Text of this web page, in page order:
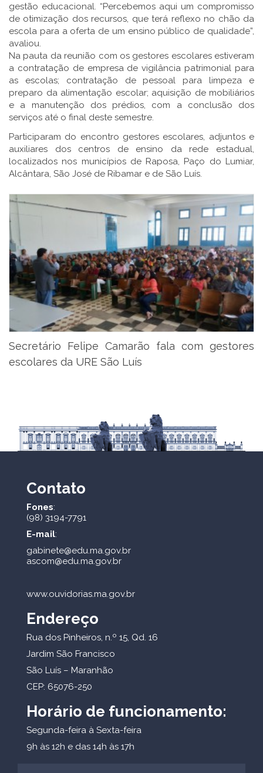
gestão educacional. “Percebemos aqui um compromisso
de otimização dos recursos, que terá reflexo no chão da
escola para a oferta de um ensino público de qualidade”,
avaliou.
Na pauta da reunião com os gestores escolares estiveram
a contratação de empresa de vigilância patrimonial para
as escolas; contratação de pessoal para limpeza e
preparo da alimentação escolar; aquisição de mobiliários
e a manutenção dos prédios, com a conclusão dos
serviços até o final deste semestre.
Participaram do encontro gestores escolares, adjuntos e
auxiliares dos centros de ensino da rede estadual,
localizados nos municípios de Raposa, Paço do Lumiar,
Alcântara, São José de Ribamar e de São Luís.
Secretário Felipe Camarão fala com gestores
escolares da URE São Luís
Contato
Fones:
(98) 3194-7791
E-mail:
gabinete@edu.ma.gov.br
ascom@edu.ma.gov.br
www.ouvidorias.ma.gov.br
Endereço
Rua dos Pinheiros, n.º 15, Qd. 16
Jardim São Francisco
São Luís – Maranhão
CEP: 65076-250
Horário de funcionamento:
Segunda-feira à Sexta-feira
9h às 12h e das 14h às 17h